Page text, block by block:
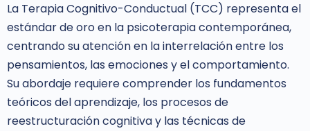
La Terapia Cognitivo-Conductual (TCC) representa el
estándar de oro en la psicoterapia contemporánea,
centrando su atención en la interrelación entre los
pensamientos, las emociones y el comportamiento.
Su abordaje requiere comprender los fundamentos
teóricos del aprendizaje, los procesos de
reestructuración cognitiva y las técnicas de